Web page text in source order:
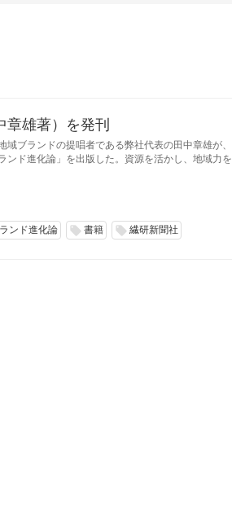
章雄著）を発刊
ブランドの提唱者である弊社代表の田中章雄が、
ンド進化論」を出版した。資源を活かし、地域力を
ンド進化論 local_offer 書籍 local_offer 繊研新聞社